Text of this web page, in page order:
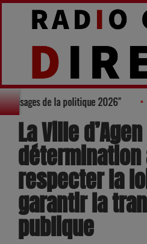
des "100 nouveaux visages de la
La Ville
détermination
respecter la
garantir la
publique